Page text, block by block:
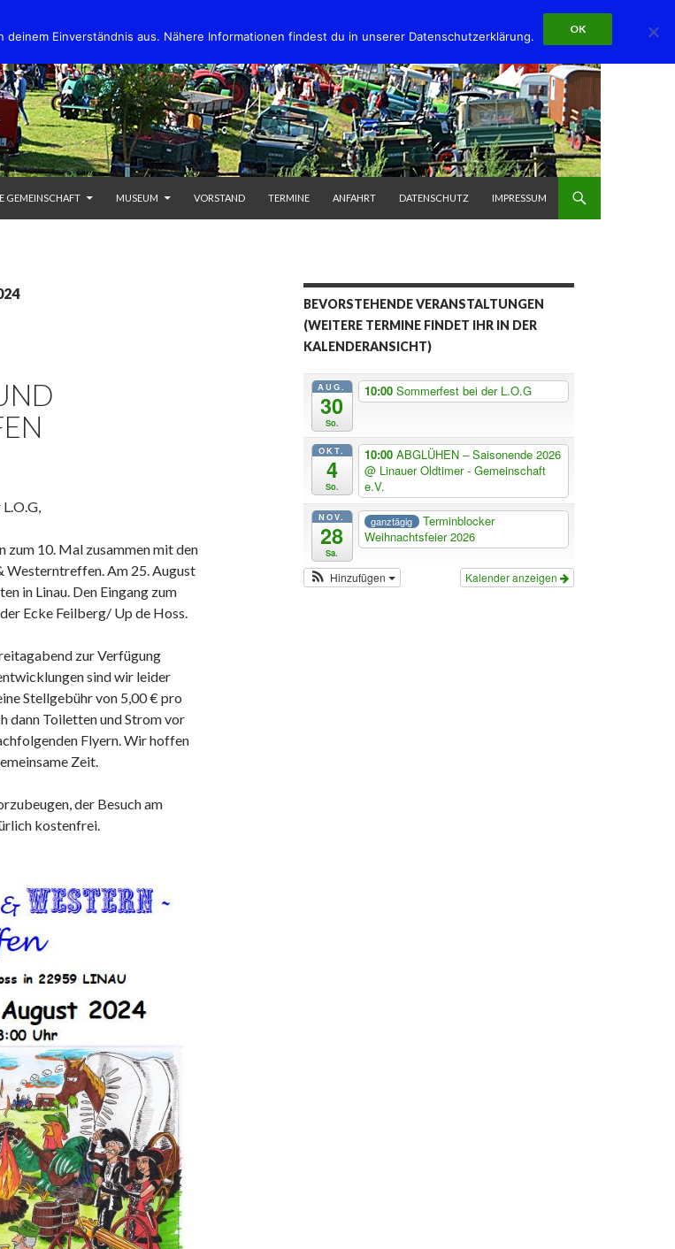
GEMEINSCHAFT
MUSEUM VORSTAND TERMINE ANFAHRT DATENSCHUTZ IMPRESSUM
zum 10. Mal zusammen mit den
Westerntreffen. Am 25. August
in Linau. Den Eingang zum
Ecke Feilberg/ Up de Hoss.
zur Verfügung
sind wir leider
Stellgebühr von 5,00 € pro
dann Toiletten und Strom vor
Flyern. Wir hoffen
Zeit.
der Besuch am
kostenfrei.
BEVORSTEHENDE VERANSTALTUNGEN
(WEITERE TERMINE FINDET IHR IN DER
KALENDERANSICHT)
AUG.
30
So.
10:00 Sommerfest bei der L.O.G
OKT.
4
So.
10:00 ABGLÜHEN – Saisonende 2026
@ Linauer Oldtimer - Gemeinschaft
e.V.
NOV.
28
Sa.
ganztägig
Terminblocker
Weihnachtsfeier 2026
Kalender anzeigen
Hinzufügen
Einverständnis aus. Nähere Informationen findest du in unserer Datenschutzerklärung.
OK